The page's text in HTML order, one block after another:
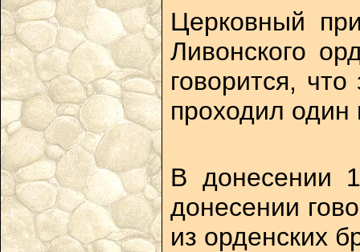
Церковный
Ливонского
говорится,
проходил
В донесении
донесении
из орденских